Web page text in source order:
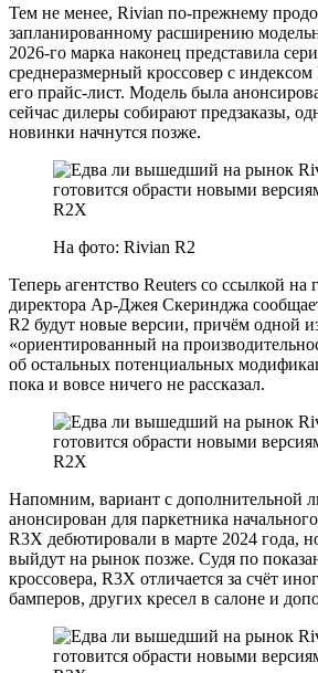
Тем не менее, Rivian по-прежнему
запланированному расширению
2026-го марка наконец представила
среднеразмерный кроссовер с
его прайс-лист. Модель была
сейчас дилеры собирают предзаказы,
новинки начнутся позже.
На фото: Rivian R2
Теперь агентство Reuters со ссылкой на
директора Ар-Джея Скеринджа
R2 будут новые версии, причём одной
«ориентированный на
об остальных потенциальных
пока и вовсе ничего не рассказал.
Напомним, вариант с дополнительной
анонсирован для паркетника
R3X дебютировали в марте 2024 года,
выйдут на рынок позже. Судя по
кроссовера, R3X отличается за счёт
бамперов, других кресел в салоне и